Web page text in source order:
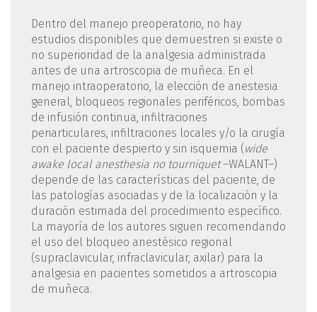
Dentro del manejo preoperatorio, no hay
estudios disponibles que demuestren si existe o
no superioridad de la analgesia administrada
antes de una artroscopia de muñeca. En el
manejo intraoperatorio, la elección de anestesia
general, bloqueos regionales periféricos, bombas
de infusión continua, infiltraciones
periarticulares, infiltraciones locales y/o la cirugía
con el paciente despierto y sin isquemia (wide
awake local anesthesia no tourniquet–WALANT–)
depende de las características del paciente, de
las patologías asociadas y de la localización y la
duración estimada del procedimiento específico.
La mayoría de los autores siguen recomendando
el uso del bloqueo anestésico regional
(supraclavicular, infraclavicular, axilar) para la
analgesia en pacientes sometidos a artroscopia
de muñeca.